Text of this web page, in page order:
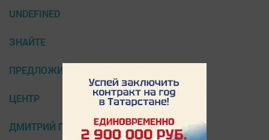
UNDEFINED
ЗНАЙТЕ
ПРЕДЛОЖИЛ
ЦЕНТР
ДМИТРИЙ ПАЛАТКИН